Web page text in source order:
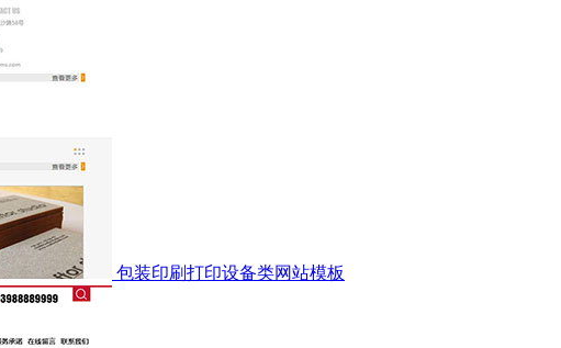
包装印刷打印设备类网站模板